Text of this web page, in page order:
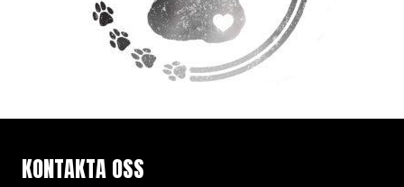
KONTAKTA OSS